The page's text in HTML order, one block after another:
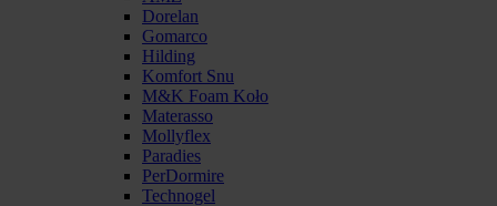
Dorelan
Gomarco
Hilding
Komfort Snu
M&K Foam Koło
Materasso
Mollyflex
Paradies
PerDormire
Technogel